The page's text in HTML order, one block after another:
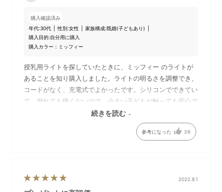
MrMaria FIRST LIGHT miffy and friendsの価格につい
て見直しを行い、2024年3月1日(金)よりお求めやすい
価格に値下げいたしました。
抜￥11,000）
購入確認済み
年代:30代 性別:女性 家族構成:既婚(子どもあり)
購入目的:自分用に購入
購入カラー：ミッフィー
授乳用ライトを探していたときに、ミッフィー のライトが
あることを知り購入しました。ライトの明るさを調整でき、
コードがなく、充電式でよかったです。シリコンでできてい
て、倒れても痛くないので、小さい子どもが触っても安心で
す。ミッフィー が可愛いので、インテリアにしても可愛い
続きを読む
参考になった 36
2022.8.1